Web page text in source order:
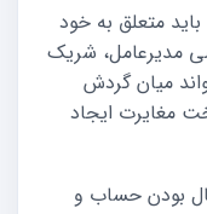
متعلق به خود
مدیرعامل، شریک
میان گردش
مغایرت ایجاد
بودن حساب و